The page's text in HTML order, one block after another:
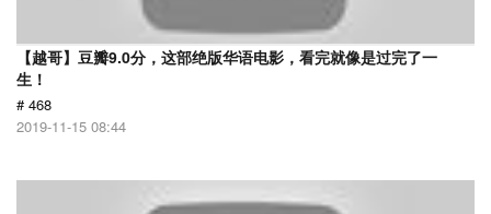
【越哥】豆瓣9.0分，这部绝版华语电影，看完就像是过完了一
生！
# 468
2019-11-15 08:44